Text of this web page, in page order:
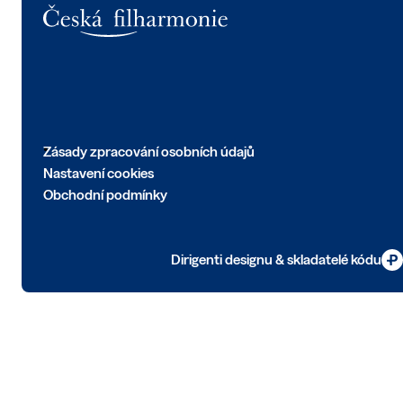
Zásady zpracování osobních údajů
Nastavení cookies
Obchodní podmínky
Dirigenti designu & skladatelé kódu